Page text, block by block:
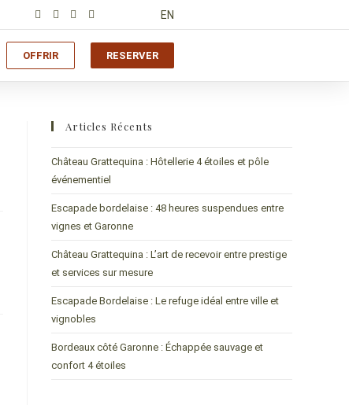
EN
OFFRIR RESERVER
Articles Récents
Château Grattequina : Hôtellerie 4 étoiles et pôle
événementiel
Escapade bordelaise : 48 heures suspendues entre
vignes et Garonne
Château Grattequina : L’art de recevoir entre prestige
et services sur mesure
Escapade Bordelaise : Le refuge idéal entre ville et
vignobles
Bordeaux côté Garonne : Échappée sauvage et
confort 4 étoiles